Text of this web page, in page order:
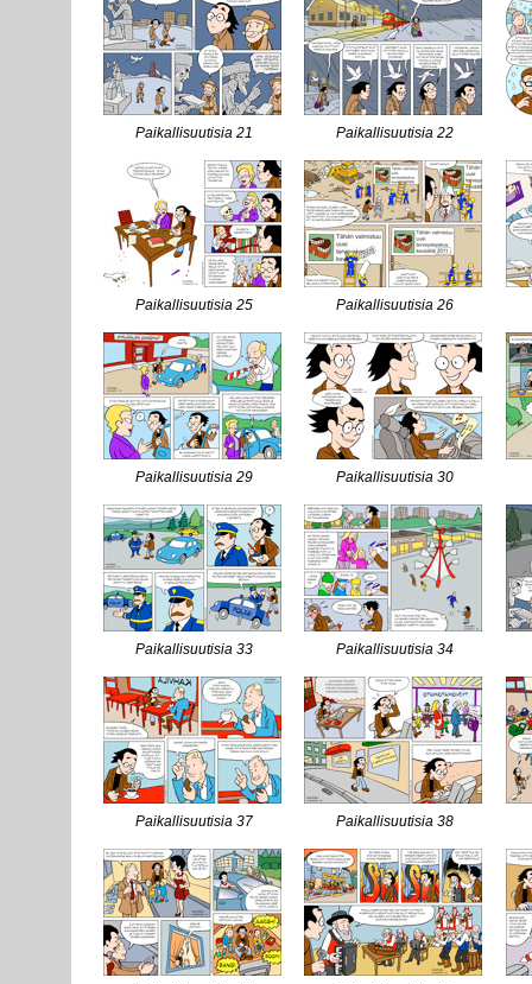
Paikallisuutisia 21 Paikallisuutisia 22
Paikallisuutisia 25 Paikallisuutisia 26
Paikallisuutisia 29 Paikallisuutisia 30
Paikallisuutisia 33 Paikallisuutisia 34
Paikallisuutisia 37 Paikallisuutisia 38